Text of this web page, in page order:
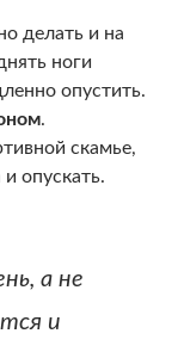
делать и на
ноги
опустить.
.
скамье,
опускать.
а не
и